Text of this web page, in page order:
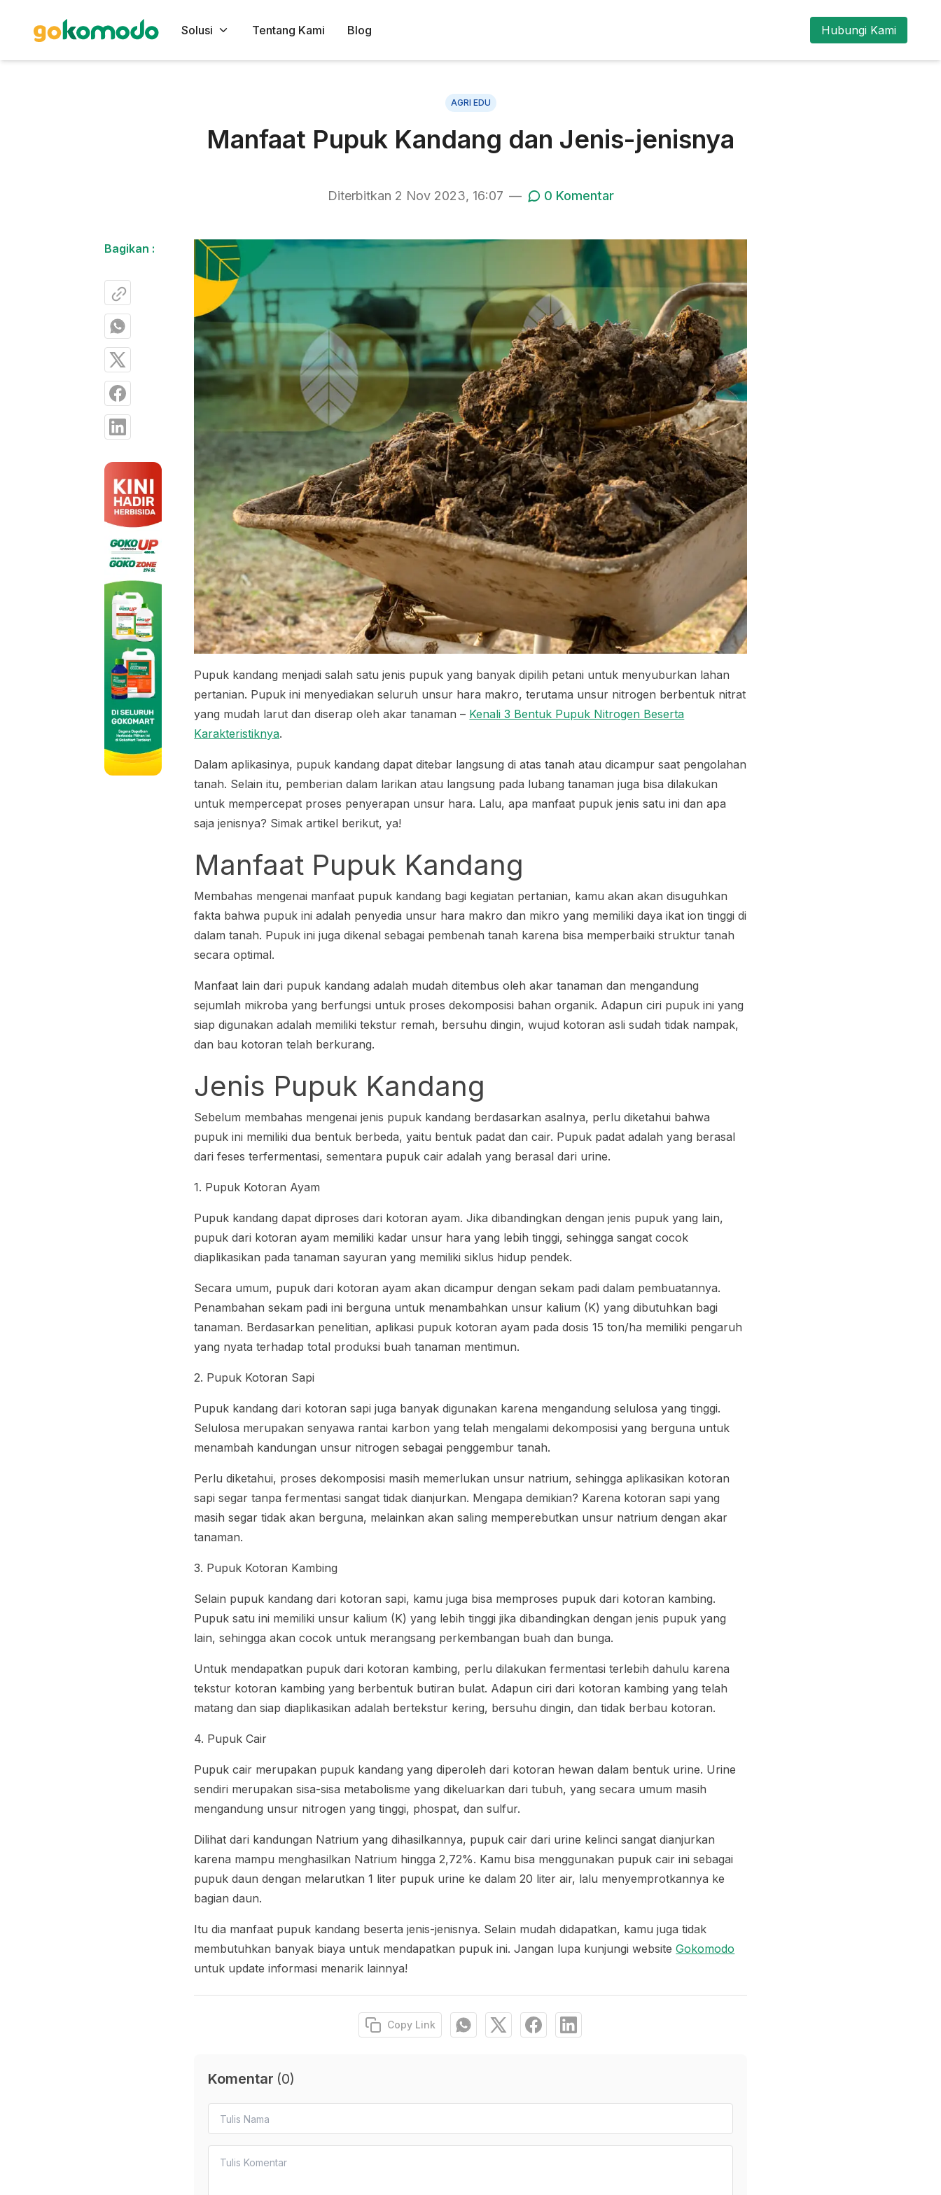
Solusi Tentang Kami Blog Hubungi Kami
AGRI EDU
Manfaat Pupuk Kandang dan Jenis-jenisnya
Diterbitkan 2 Nov 2023, 16:07 — 0 Komentar
Bagikan :
Pupuk kandang menjadi salah satu jenis pupuk yang banyak dipilih petani untuk menyuburkan lahan
pertanian. Pupuk ini menyediakan seluruh unsur hara makro, terutama unsur nitrogen berbentuk nitrat
yang mudah larut dan diserap oleh akar tanaman – Kenali 3 Bentuk Pupuk Nitrogen Beserta
Karakteristiknya.
Dalam aplikasinya, pupuk kandang dapat ditebar langsung di atas tanah atau dicampur saat pengolahan
tanah. Selain itu, pemberian dalam larikan atau langsung pada lubang tanaman juga bisa dilakukan
untuk mempercepat proses penyerapan unsur hara. Lalu, apa manfaat pupuk jenis satu ini dan apa
saja jenisnya? Simak artikel berikut, ya!
Manfaat Pupuk Kandang
Membahas mengenai manfaat pupuk kandang bagi kegiatan pertanian, kamu akan akan disuguhkan
fakta bahwa pupuk ini adalah penyedia unsur hara makro dan mikro yang memiliki daya ikat ion tinggi di
dalam tanah. Pupuk ini juga dikenal sebagai pembenah tanah karena bisa memperbaiki struktur tanah
secara optimal.
Manfaat lain dari pupuk kandang adalah mudah ditembus oleh akar tanaman dan mengandung
sejumlah mikroba yang berfungsi untuk proses dekomposisi bahan organik. Adapun ciri pupuk ini yang
siap digunakan adalah memiliki tekstur remah, bersuhu dingin, wujud kotoran asli sudah tidak nampak,
dan bau kotoran telah berkurang.
Jenis Pupuk Kandang
Sebelum membahas mengenai jenis pupuk kandang berdasarkan asalnya, perlu diketahui bahwa
pupuk ini memiliki dua bentuk berbeda, yaitu bentuk padat dan cair. Pupuk padat adalah yang berasal
dari feses terfermentasi, sementara pupuk cair adalah yang berasal dari urine.
1. Pupuk Kotoran Ayam
Pupuk kandang dapat diproses dari kotoran ayam. Jika dibandingkan dengan jenis pupuk yang lain,
pupuk dari kotoran ayam memiliki kadar unsur hara yang lebih tinggi, sehingga sangat cocok
diaplikasikan pada tanaman sayuran yang memiliki siklus hidup pendek.
Secara umum, pupuk dari kotoran ayam akan dicampur dengan sekam padi dalam pembuatannya.
Penambahan sekam padi ini berguna untuk menambahkan unsur kalium (K) yang dibutuhkan bagi
tanaman. Berdasarkan penelitian, aplikasi pupuk kotoran ayam pada dosis 15 ton/ha memiliki pengaruh
yang nyata terhadap total produksi buah tanaman mentimun.
2. Pupuk Kotoran Sapi
Pupuk kandang dari kotoran sapi juga banyak digunakan karena mengandung selulosa yang tinggi.
Selulosa merupakan senyawa rantai karbon yang telah mengalami dekomposisi yang berguna untuk
menambah kandungan unsur nitrogen sebagai penggembur tanah.
Perlu diketahui, proses dekomposisi masih memerlukan unsur natrium, sehingga aplikasikan kotoran
sapi segar tanpa fermentasi sangat tidak dianjurkan. Mengapa demikian? Karena kotoran sapi yang
masih segar tidak akan berguna, melainkan akan saling memperebutkan unsur natrium dengan akar
tanaman.
3. Pupuk Kotoran Kambing
Selain pupuk kandang dari kotoran sapi, kamu juga bisa memproses pupuk dari kotoran kambing.
Pupuk satu ini memiliki unsur kalium (K) yang lebih tinggi jika dibandingkan dengan jenis pupuk yang
lain, sehingga akan cocok untuk merangsang perkembangan buah dan bunga.
Untuk mendapatkan pupuk dari kotoran kambing, perlu dilakukan fermentasi terlebih dahulu karena
tekstur kotoran kambing yang berbentuk butiran bulat. Adapun ciri dari kotoran kambing yang telah
matang dan siap diaplikasikan adalah bertekstur kering, bersuhu dingin, dan tidak berbau kotoran.
4. Pupuk Cair
Pupuk cair merupakan pupuk kandang yang diperoleh dari kotoran hewan dalam bentuk urine. Urine
sendiri merupakan sisa-sisa metabolisme yang dikeluarkan dari tubuh, yang secara umum masih
mengandung unsur nitrogen yang tinggi, phospat, dan sulfur.
Dilihat dari kandungan Natrium yang dihasilkannya, pupuk cair dari urine kelinci sangat dianjurkan
karena mampu menghasilkan Natrium hingga 2,72%. Kamu bisa menggunakan pupuk cair ini sebagai
pupuk daun dengan melarutkan 1 liter pupuk urine ke dalam 20 liter air, lalu menyemprotkannya ke
bagian daun.
Itu dia manfaat pupuk kandang beserta jenis-jenisnya. Selain mudah didapatkan, kamu juga tidak
membutuhkan banyak biaya untuk mendapatkan pupuk ini. Jangan lupa kunjungi websiteGokomodo
untuk update informasi menarik lainnya!
Copy Link
Komentar (0)